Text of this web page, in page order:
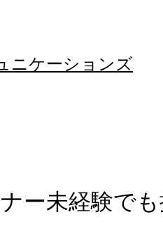
ニケーションズ
ー未経験で